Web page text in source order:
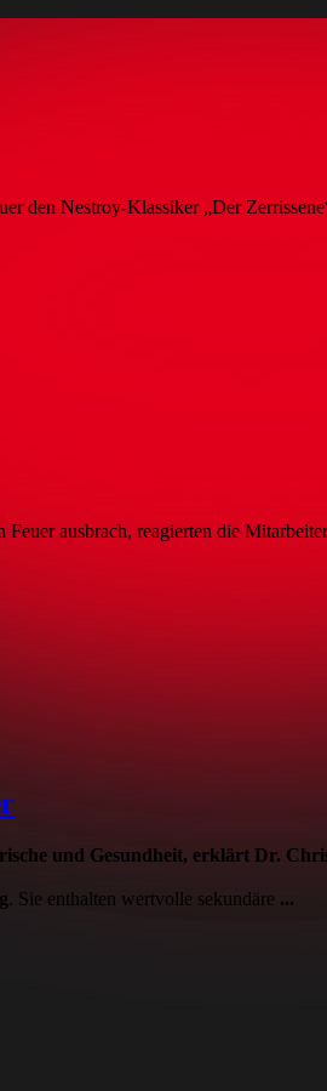
den Nestroy-Klassiker „Der
ausbrach, reagierten die
und Gesundheit, erklärt Dr.
. Sie enthalten wertvolle sekundäre ...